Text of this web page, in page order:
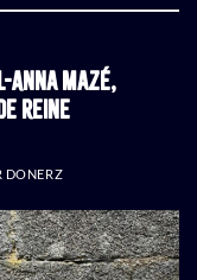
Mazé,
reine
DONERZ